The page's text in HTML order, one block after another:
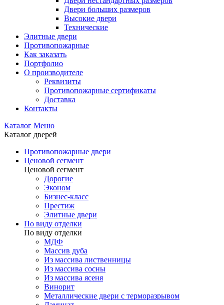
Двери больших размеров
Высокие двери
Технические
Элитные двери
Противопожарные
Как заказать
Портфолио
О производителе
Реквизиты
Противопожарные сертификаты
Доставка
Контакты
Каталог Меню
Каталог дверей
Противопожарные двери
Ценовой сегмент
Ценовой сегмент
Дорогие
Эконом
Бизнес-класс
Престиж
Элитные двери
По виду отделки
По виду отделки
МДФ
Массив дуба
Из массива лиственницы
Из массива сосны
Из массива ясеня
Винорит
Металлические двери с терморазрывом